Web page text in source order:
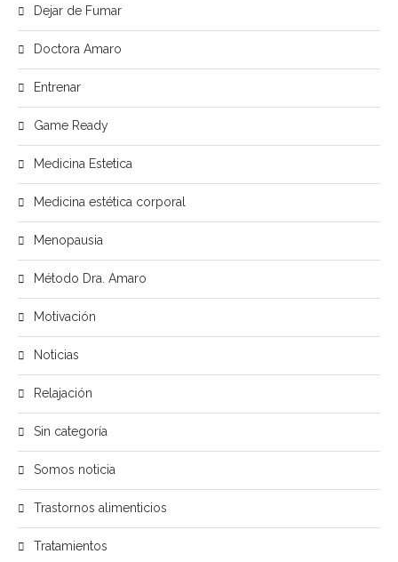
Dejar de Fumar
Doctora Amaro
Entrenar
Game Ready
Medicina Estetica
Medicina estética corporal
Menopausia
Método Dra. Amaro
Motivación
Noticias
Relajación
Sin categoría
Somos noticia
Trastornos alimenticios
Tratamientos